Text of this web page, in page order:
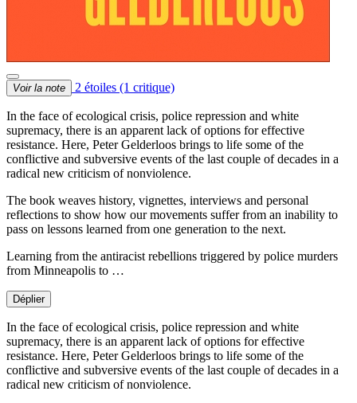
Voir la note 2 étoiles (1 critique)
In the face of ecological crisis, police repression and white
supremacy, there is an apparent lack of options for effective
resistance. Here, Peter Gelderloos brings to life some of the
conflictive and subversive events of the last couple of decades in a
radical new criticism of nonviolence.
The book weaves history, vignettes, interviews and personal
reflections to show how our movements suffer from an inability to
pass on lessons learned from one generation to the next.
Learning from the antiracist rebellions triggered by police murders
from Minneapolis to …
Déplier
In the face of ecological crisis, police repression and white
supremacy, there is an apparent lack of options for effective
resistance. Here, Peter Gelderloos brings to life some of the
conflictive and subversive events of the last couple of decades in a
radical new criticism of nonviolence.